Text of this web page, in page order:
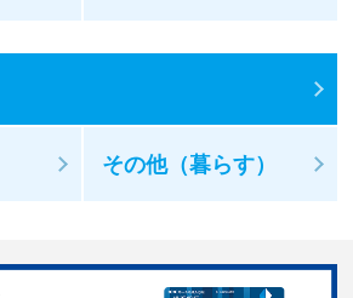
その他（暮らす）